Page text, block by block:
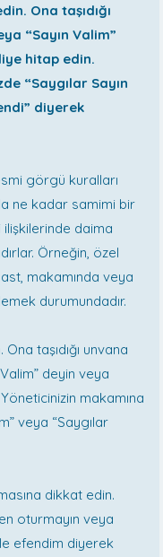
Ona taşıdığı
“Sayın Valim”
hitap edin.
“Saygılar Sayın
diyerek
görgü kuralları
ne kadar samimi bir
daima
Örneğin, özel
makamında veya
durumundadır.
taşıdığı unvana
deyin veya
makamına
veya “Saygılar
dikkat edin.
oturmayın veya
efendim diyerek